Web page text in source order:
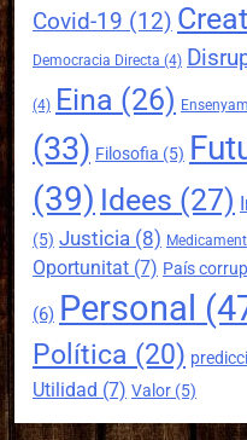
Covid-19 (12)
Democracia Directa (4)
(4) Eina (26)
(33) Filosofia (5)
(39) Idees (27)
(5) Justicia (8)
Oportunitat (7) País
(6) Personal
Política (20)
Utilidad (7) Valor (5)